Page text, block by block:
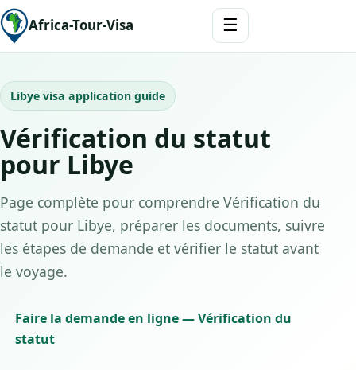
Africa-Tour-Visa ☰
Libye visa application guide
Vérification du statut
pour Libye
Page complète pour comprendre Vérification du
statut pour Libye, préparer les documents, suivre
les étapes de demande et vérifier le statut avant
le voyage.
Faire la demande en ligne — Vérification du
statut